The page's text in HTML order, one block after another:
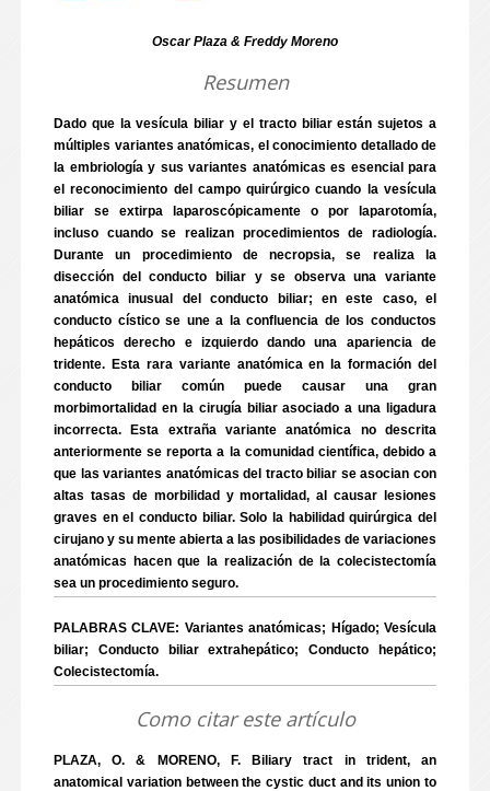
Oscar Plaza & Freddy Moreno
Resumen
Dado que la vesícula biliar y el tracto biliar están sujetos a
múltiples variantes anatómicas, el conocimiento detallado de
la embriología y sus variantes anatómicas es esencial para
el reconocimiento del campo quirúrgico cuando la vesícula
biliar se extirpa laparoscópicamente o por laparotomía,
incluso cuando se realizan procedimientos de radiología.
Durante un procedimiento de necropsia, se realiza la
disección del conducto biliar y se observa una variante
anatómica inusual del conducto biliar; en este caso, el
conducto cístico se une a la confluencia de los conductos
hepáticos derecho e izquierdo dando una apariencia de
tridente. Esta rara variante anatómica en la formación del
conducto biliar común puede causar una gran
morbimortalidad en la cirugía biliar asociado a una ligadura
incorrecta. Esta extraña variante anatómica no descrita
anteriormente se reporta a la comunidad científica, debido a
que las variantes anatómicas del tracto biliar se asocian con
altas tasas de morbilidad y mortalidad, al causar lesiones
graves en el conducto biliar. Solo la habilidad quirúrgica del
cirujano y su mente abierta a las posibilidades de variaciones
anatómicas hacen que la realización de la colecistectomía
sea un procedimiento seguro.
PALABRAS CLAVE: Variantes anatómicas; Hígado; Vesícula
biliar; Conducto biliar extrahepático; Conducto hepático;
Colecistectomía.
Como citar este artículo
PLAZA, O. & MORENO, F. Biliary tract in trident, an
anatomical variation between the cystic duct and its union to